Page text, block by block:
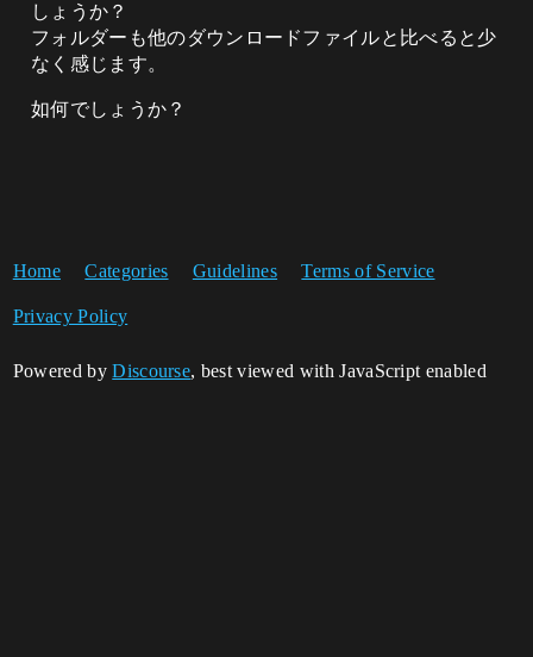
しょうか？
フォルダーも他のダウンロードファイルと比べると少
なく感じます。
如何でしょうか？
Home Categories Guidelines Terms of Service
Privacy Policy
Powered byDiscourse, best viewed with JavaScript enabled